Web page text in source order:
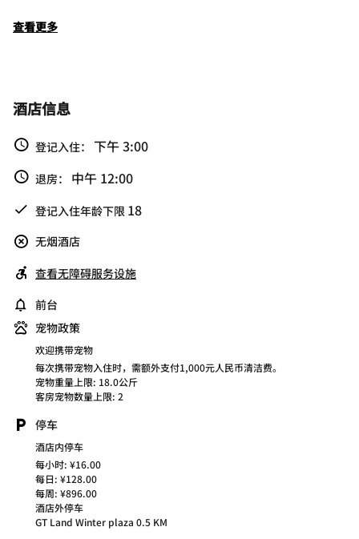
查看更多
酒店信息
登记入住： 下午 3:00
退房： 中午 12:00
登记入住年龄下限 18
无烟酒店
查看无障碍服务设施
前台
宠物政策
欢迎携带宠物
每次携带宠物入住时，需额外支付1,000元人民币清洁费。
宠物重量上限: 18.0公斤
客房宠物数量上限: 2
停车
酒店内停车
每小时: ¥16.00
每日: ¥128.00
每周: ¥896.00
酒店外停车
GT Land Winter plaza 0.5 KM